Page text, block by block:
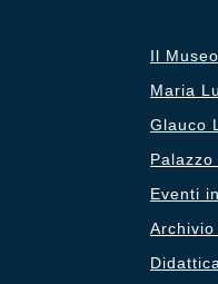
Il Museo
Maria
Glauco
Eventi